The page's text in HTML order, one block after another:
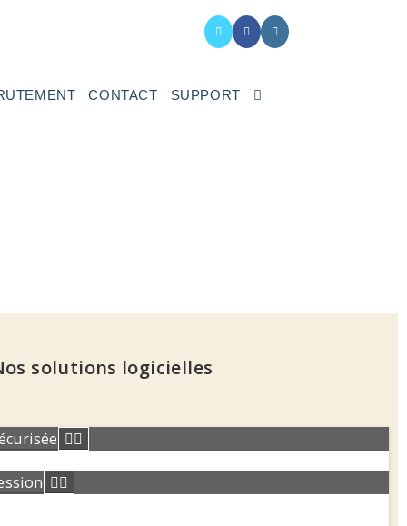
CONTACT SUPPORT
solutions logicielles